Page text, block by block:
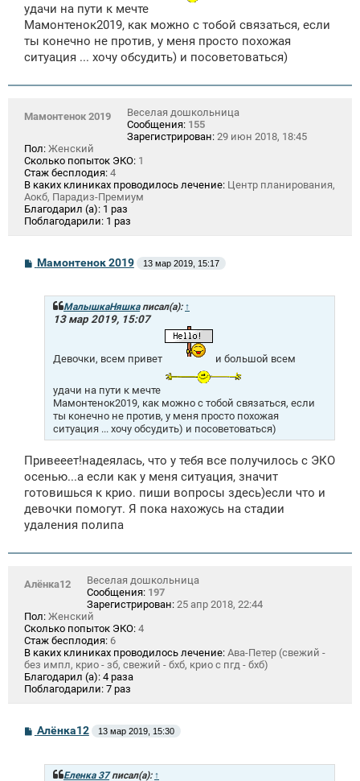
е
удачи на пути к мечте
Мамонтенок2019, как можно с тобой связаться, если
ты конечно не против, у меня просто похожая
ситуация ... хочу обсудить) и посоветоваться)
Мамонтенок 2019
Веселая дошкольница
Сообщения: 155
Зарегистрирован: 29 июн 2018, 18:45
Пол: Женский
Сколько попыток ЭКО: 1
Стаж бесплодия: 4
В каких клиниках проводилось лечение: Центр планирования,
Аокб, Парадиз-Премиум
Благодарил (а): 1 раз
Поблагодарили: 1 раз
С
о
Мамонтенок 2019 13 мар 2019, 15:17
МалышкаНяшкаписал(а): ↑
13 мар 2019, 15:07
Девочки, всем привет и большой всем
удачи на пути к мечте
Мамонтенок2019, как можно с тобой связаться, если
ты конечно не против, у меня просто похожая
ситуация ... хочу обсудить) и посоветоваться)
Привееет!надеялась, что у тебя все получилось с ЭКО
осенью...а если как у меня ситуация, значит
готовишься к крио. пиши вопросы здесь)если что и
девочки помогут. Я пока нахожусь на стадии
удаления полипа
Алёнка12
Веселая дошкольница
Сообщения: 197
Зарегистрирован: 25 апр 2018, 22:44
Пол: Женский
Сколько попыток ЭКО: 4
Стаж бесплодия: 6
В каких клиниках проводилось лечение: Ава-Петер (свежий -
без импл, крио - зб, свежий - бхб, крио с пгд - бхб)
Благодарил (а): 4 раза
Поблагодарили: 7 раз
С
Алёнка12 13 мар 2019, 15:30
Еленка 37писал(а): ↑